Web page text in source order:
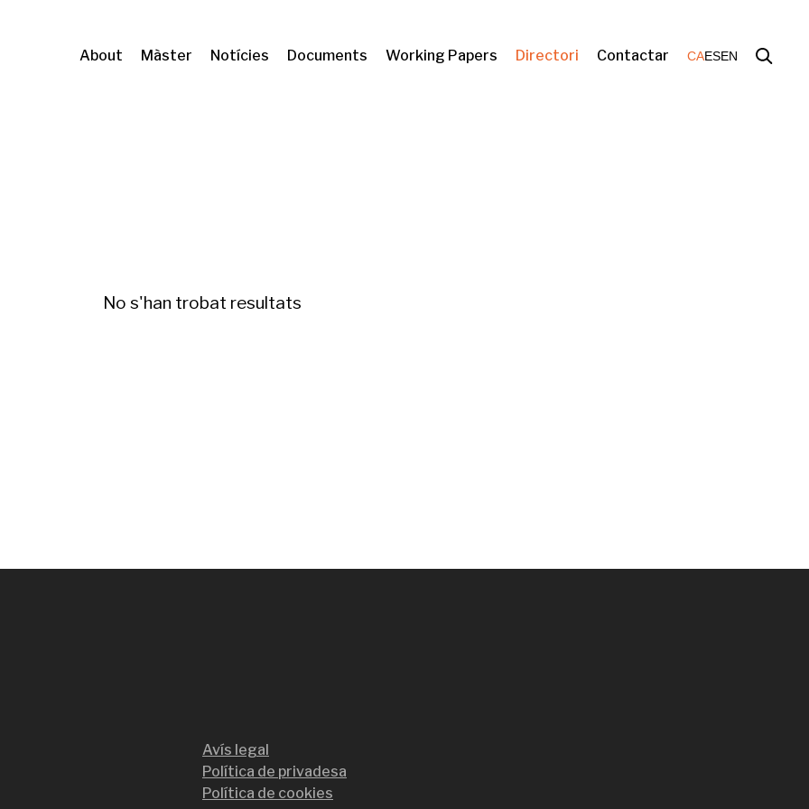
About Màster Notícies Documents Working Papers Directori Contactar CAESEN
No s'han trobat resultats
Avís legal
Política de privadesa
Política de cookies